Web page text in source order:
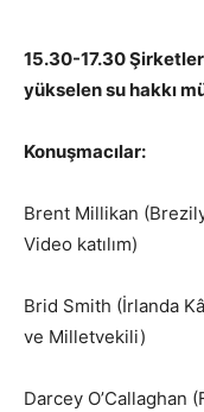
15.30-17.30
yükselen su hakkı
Konuşmacılar:
Brent Millikan
Video katılım)
Brid Smith (İrlanda
ve Milletvekili)
Darcey O’Callaghan